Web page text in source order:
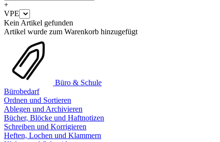
+
VPE
Kein Artikel gefunden
Artikel wurde zum Warenkorb hinzugefügt
Büro & Schule
Bürobedarf
Ordnen und Sortieren
Ablegen und Archivieren
Bücher, Blöcke und Haftnotizen
Schreiben und Korrigieren
Heften, Lochen und Klammern